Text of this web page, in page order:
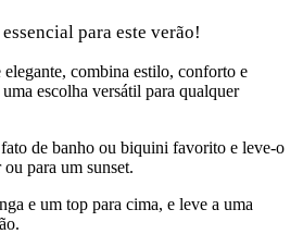
para este verão!
combina estilo, conforto e
escolha versátil para qualquer
de banho ou biquini favorito e leve-o
para um sunset.
e um top para cima, e leve a uma